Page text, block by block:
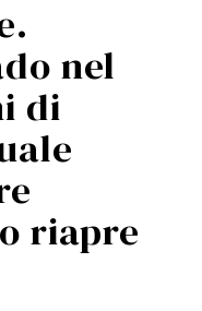
nel
di
riapre